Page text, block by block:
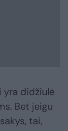
yra didžiulė
Bet jeigu
tai,